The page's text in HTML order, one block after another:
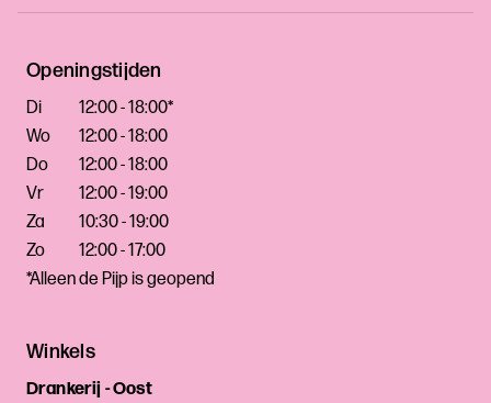
Openingstijden
Di
12:00 - 18:00*
Wo
12:00 - 18:00
Do
12:00 - 18:00
Vr
12:00 - 19:00
Za
10:30 - 19:00
Zo
12:00 - 17:00
*Alleen de Pijp is geopend
Winkels
Drankerij - Oost